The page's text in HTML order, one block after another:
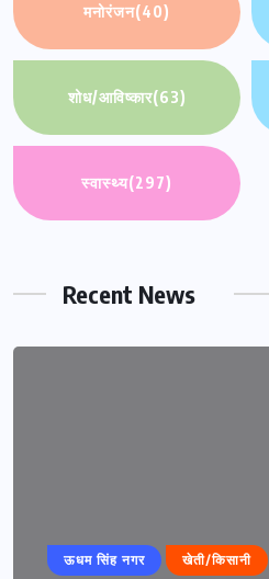
मनोरंजन(40)
शोध/आविष्कार(63)
स्वास्थ्य(297)
Recent News
ऊधम सिंह नगर खेती/किसानी